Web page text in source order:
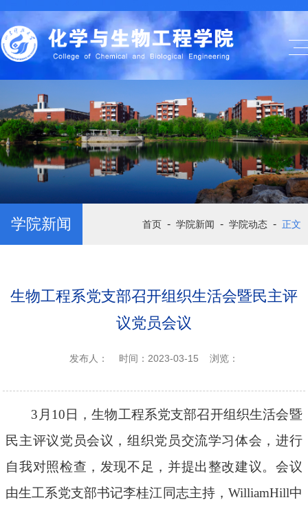
学院新闻 首页 - 学院新闻 - 学院动态 - 正文
生物工程系党支部召开组织生活会暨民主评
议党员会议
发布人： 时间：2023-03-15 浏览：
3 月 10 日，生物工程系党支部召开组织生活会暨
民主评议党员会议，组织党员交流学习体会， 进行
自我对照检查，发现不足，并提出整改建议。 会议
由生工系党支部书记李桂江同志主持，WilliamHill中